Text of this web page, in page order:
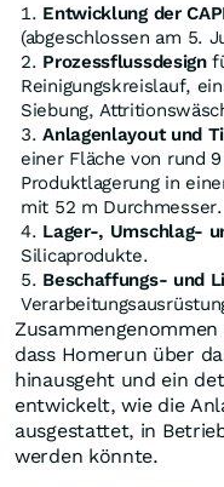
Entwicklung der
(abgeschlossen am 5.
Prozessflussdesign
Reinigungskreislauf,
Siebung,
Anlagenlayout und
einer Fläche von rund
Produktlagerung in
mit 52 m Durchmesser.
Lager-, Umschlag-
Silicaprodukte.
Beschaffungs- und
dass Homerun über
hinausgeht und ein
entwickelt, wie die
ausgestattet, in
werden könnte.